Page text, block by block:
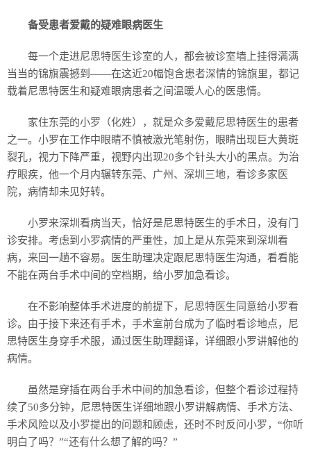
备受患者爱戴的疑难眼病医生
每一个走进尼思特医生诊室的人，都会被诊室墙上挂得满满
当当的锦旗震撼到——在这近20幅饱含患者深情的锦旗里，都记
载着尼思特医生和疑难眼病患者之间温暖人心的医患情。
家住东莞的小罗（化姓），就是众多爱戴尼思特医生的患者
之一。小罗在工作中眼睛不慎被激光笔射伤，眼睛出现巨大黄斑
裂孔，视力下降严重，视野内出现20多个针头大小的黑点。为治
疗眼疾，他一个月内辗转东莞、广州、深圳三地，看诊多家医
院，病情却未见好转。
小罗来深圳看病当天，恰好是尼思特医生的手术日，没有门
诊安排。考虑到小罗病情的严重性，加上是从东莞来到深圳看
病，来回一趟不容易。医生助理决定跟尼思特医生沟通，看看能
不能在两台手术中间的空档期，给小罗加急看诊。
在不影响整体手术进度的前提下，尼思特医生同意给小罗看
诊。由于接下来还有手术，手术室前台成为了临时看诊地点，尼
思特医生身穿手术服，通过医生助理翻译，详细跟小罗讲解他的
病情。
虽然是穿插在两台手术中间的加急看诊，但整个看诊过程持
续了50多分钟，尼思特医生详细地跟小罗讲解病情、手术方法、
手术风险以及小罗提出的问题和顾虑，还时不时反问小罗，“你听
明白了吗？”“还有什么想了解的吗？”